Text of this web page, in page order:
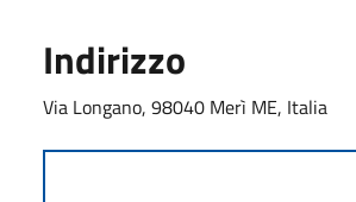
Indirizzo
Via Longano, 98040 Merì ME, Italia